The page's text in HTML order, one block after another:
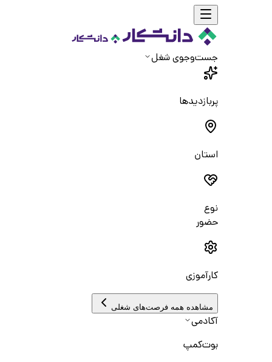
جست‌و‌جوی شغل
پربازدیدها
استان
نوع
حضور
کارآموزی
مشاهده همه فرصت‌های شغلی
آکادمی
بوت‌کمپ